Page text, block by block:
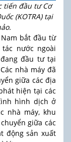
tiến đầu tư Cơ
(KOTRA) tại
bắt đầu từ
tác nước ngoài
đầu tư tại
nhà máy đã
giữa các địa
hiện tại các
hình dịch ở
nhà máy, khu
giữa các
động sản xuất